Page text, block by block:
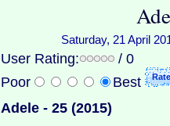
Saturday, 21 April
User Rating:
/ 0
Poor
Best
Adele - 25 (2015)